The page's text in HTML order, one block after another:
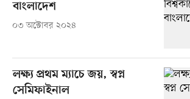
বাংলাদেশ
০৩ অক্টোবর ২০২৪
লক্ষ্য প্রথম ম্যাচে জয়, স্বপ্ন
সেমিফাইনাল